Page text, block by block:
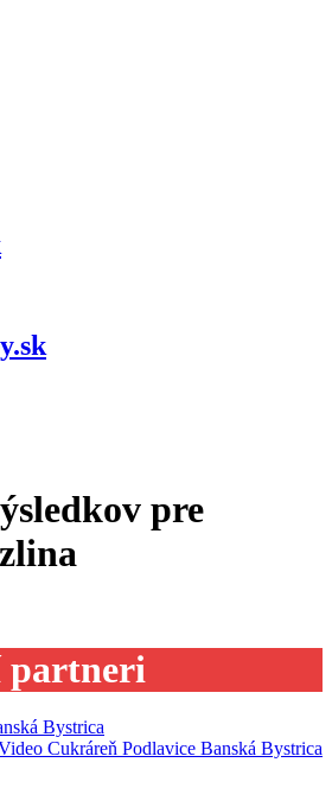
pre
partneri